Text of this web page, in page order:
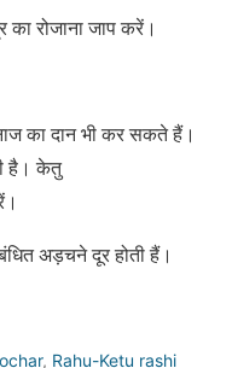
रोजाना जाप करें।
का दान भी कर सकते हैं।
है। केतु
अड़चने दूर होती हैं।
, Rahu-Ketu rashi